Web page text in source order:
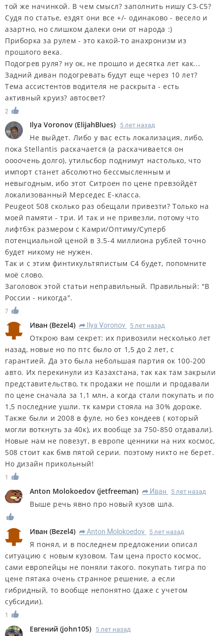
той же начинкой. В чем смысл? заполнить нишу С3-С5?
Судя по статье, ездят они все +/- одинаково - весело и
азартно, но слишком далеки они от народа :)
Приборка за рулем - это какой-то анахронизм из
прошлого века.
Подогрев руля? ну ок, не прошло и десятка лет как...
Задний диван подогревать будут еще через 10 лет?
Тема ассистентов водителя не раскрыта - есть
активный круиз? автосвет?
2
Ilya Voronov (ElijahBlues) 5 лет назад
Не выйдет. Либо у вас есть локализация, либо,
пока Stellantis раскачается (а раскачивается он
оооочень долго), утильсбор поднимут настолько, что
импорт станет абсолютно бессмысленным и
невыгодным, ибо этот Ситроен по цене превзойдёт
локализованный Мерседес Е-класса.
Peugeot 508 сколько раз обещали привезти? Только на
моей памяти - три. И так и не привезли, потому что
лифтбэк размером с Камри/Оптиму/Суперб
потенциальной ценой в 3.5-4 миллиона рублей точно
будет никому не нужен.
Так и с этим финтикультяпистым С4 будет, попомните
моё слово.
Заголовок этой статьи неправильный. Правильный: "В
России - никогда".
7
Иван (Bezel4) R Ilya Voronov 5 лет назад
Открою вам секрет: их привозили несколько лет
назад, новые но по птс было от 1,5 до 2 лет, с
гарантией. Да это была небольшая партия ок 100-200
авто. Их перекинули из Казахстана, так как там закрыли
представительство, тк продажи не пошли и продавали
по цене сначала за 1,1 млн, а когда стали покупать и по
1,5 последние ушли. тк камри стояла на 30% дороже.
Также были и 2008 в фуле, но без кондеев ( который
могли воткнуть за 40к), их вообще за 750-850 отдавали).
Новые нам не повезут, в европе ценники на них космос,
508 стоит как бмв пятой серии. поэтому никто не берет.
Но дизайн прикольный!
1
Anton Molokoedov (jetfreeman) R Иван 5 лет назад
Выше речь явно про новый кузов шла.
Иван (Bezel4) R Anton Molokoedov 5 лет назад
Я понял, и в последнем предложении описал
ситуацию с новым кузовом. Там цена просто космос,
сами европейцы не поняли такого. покупать тигра по
цене пятака очень странное решение, а если
гибридный, то вообще непонятно (даже с учетом
субсидии).
1
Евгений (john105) 5 лет назад